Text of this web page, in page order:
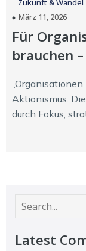
Zukunft & Wandel
März 11, 2026
Für
brauchen
Aktionismus.
durch Fokus,
Latest